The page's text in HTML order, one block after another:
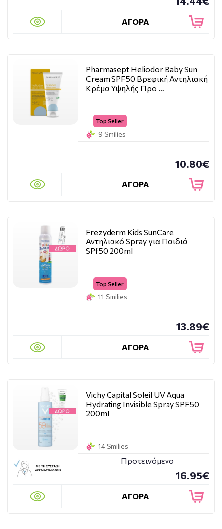
ΑΓΟΡΑ
Pharmasept Heliodor Baby Sun
Cream SPF50 Βρεφική Αντηλιακή
Κρέμα Υψηλής Προ …
Top Seller
9 Smilies
10.80€
ΑΓΟΡΑ
Frezyderm Kids SunCare
Αντηλιακό Spray για Παιδιά
SPf50 200ml
Top Seller
11 Smilies
13.89€
ΑΓΟΡΑ
Vichy Capital Soleil UV Aqua
Hydrating Invisible Spray SPF50
200ml
14 Smilies
Προτεινόμενο
16.95€
ΑΓΟΡΑ